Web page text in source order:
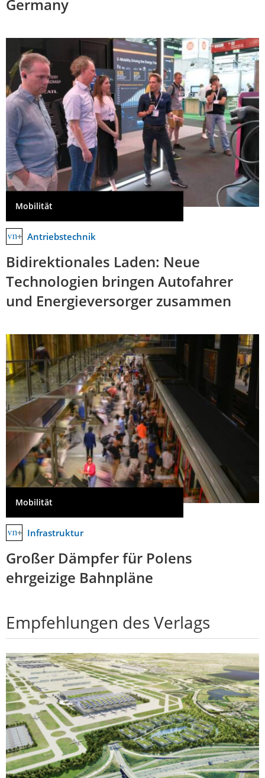
Germany
Mobilität
Antriebstechnik
Bidirektionales Laden: Neue
Technologien bringen Autofahrer
und Energieversorger zusammen
Mobilität
Infrastruktur
Großer Dämpfer für Polens
ehrgeizige Bahnpläne
Empfehlungen des Verlags